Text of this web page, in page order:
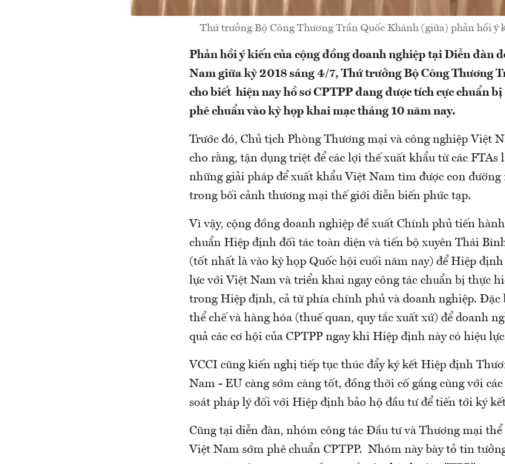
Thứ trưởng Bộ Công Thương Trần Quốc Khánh (giữa) phản hồi ý
Phản hồi ý kiến của cộng đồng doanh nghiệp tại Diễn đàn
Nam giữa kỳ 2018 sáng 4/7, Thứ trưởng Bộ Công Thương
cho biết hiện nay hồ sơ CPTPP đang được tích cực chuẩn
phê chuẩn vào kỳ họp khai mạc tháng 10 năm nay.
Trước đó, Chủ tịch Phòng Thương mại và công nghiệp Việt
cho rằng, tận dụng triệt để các lợi thế xuất khẩu từ các FTAs
những giải pháp để xuất khẩu Việt Nam tìm được con
trong bối cảnh thương mại thế giới diễn biến phức tạp.
Vì vậy, cộng đồng doanh nghiệp đề xuất Chính phủ tiến
chuẩn Hiệp định đối tác toàn diện và tiến bộ xuyên Thái
(tốt nhất là vào kỳ họp Quốc hội cuối năm nay) để Hiệp định
lực với Việt Nam và triển khai ngay công tác chuẩn bị thực
trong Hiệp định, cả từ phía chính phủ và doanh nghiệp. Đặc
thể chế và hàng hóa (thuế quan, quy tắc xuất xứ) để doanh
quả các cơ hội của CPTPP ngay khi Hiệp định này có hiệu
VCCI cũng kiến nghị tiếp tục thúc đẩy ký kết Hiệp định
Nam - EU càng sớm càng tốt, đồng thời cố gắng cùng với
soát pháp lý đối với Hiệp định bảo hộ đầu tư để tiến tới ký
Cũng tại diễn đàn, nhóm công tác Đầu tư và Thương mại thể
Việt Nam sớm phê chuẩn CPTPP. Nhóm này bày tỏ tin